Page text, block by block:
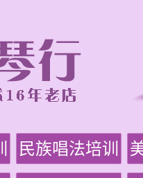
民族唱法培训